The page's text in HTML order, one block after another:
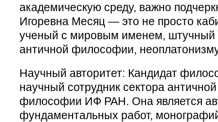
академическую среду, важно
Игоревна Месяц — это не просто
ученый с мировым именем, штучный
античной философии,
Научный авторитет: Кандидат
научный сотрудник сектора
философии ИФ РАН. Она является
фундаментальных работ,